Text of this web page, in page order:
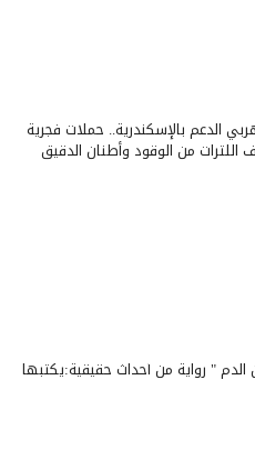
الدعم بالإسكندرية.. حملات فجرية
من الوقود وأطنان الدقيق
" رواية من أحداث حقيقية:يكتبها